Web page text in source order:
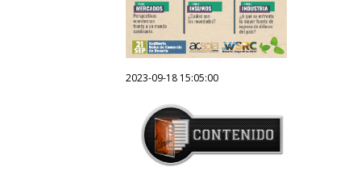
2023-09-18 15:05:00